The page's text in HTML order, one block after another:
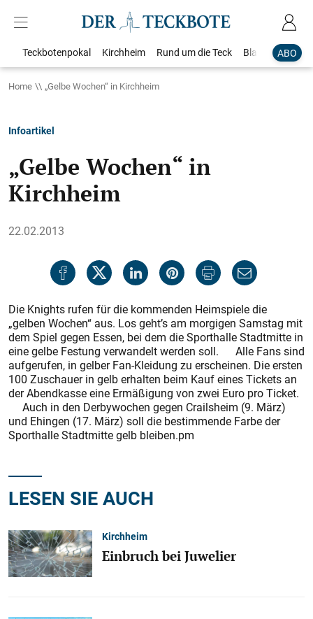
ABO
Teckbotenpokal Kirchheim Rund um die Teck Blaulicht
Home „Gelbe Wochen“ in Kirchheim
Infoartikel
„Gelbe Wochen“ in
Kirchheim
22.02.2013
Die Knights rufen für die kommenden Heimspiele die
„gelben Wochen“ aus. Los geht’s am morgigen Samstag mit
dem Spiel gegen Essen, bei dem die Sporthalle Stadtmitte in
eine gelbe Festung verwandelt werden soll. Alle Fans sind
aufgerufen, in gelber Fan-Kleidung zu erscheinen. Die ersten
100 Zuschauer in gelb erhalten beim Kauf eines Tickets an
der Abendkasse eine Ermäßigung von zwei Euro pro Ticket.
Auch in den Derbywochen gegen Crailsheim (9. März)
und Ehingen (17. März) soll die bestimmende Farbe der
Sporthalle Stadtmitte gelb bleiben.pm
LESEN SIE AUCH
Kirchheim
Einbruch bei Juwelier